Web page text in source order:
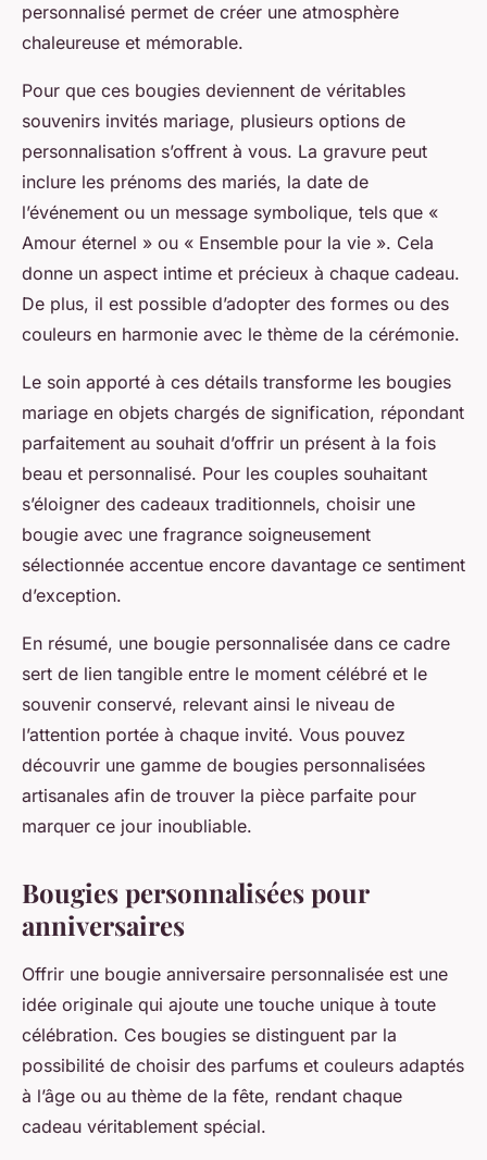
personnalisé permet de créer une atmosphère
chaleureuse et mémorable.
Pour que ces bougies deviennent de véritables
souvenirs invités mariage, plusieurs options de
personnalisation s’offrent à vous. La gravure peut
inclure les prénoms des mariés, la date de
l’événement ou un message symbolique, tels que «
Amour éternel » ou « Ensemble pour la vie ». Cela
donne un aspect intime et précieux à chaque cadeau.
De plus, il est possible d’adopter des formes ou des
couleurs en harmonie avec le thème de la cérémonie.
Le soin apporté à ces détails transforme les bougies
mariage en objets chargés de signification, répondant
parfaitement au souhait d’offrir un présent à la fois
beau et personnalisé. Pour les couples souhaitant
s’éloigner des cadeaux traditionnels, choisir une
bougie avec une fragrance soigneusement
sélectionnée accentue encore davantage ce sentiment
d’exception.
En résumé, une bougie personnalisée dans ce cadre
sert de lien tangible entre le moment célébré et le
souvenir conservé, relevant ainsi le niveau de
l’attention portée à chaque invité. Vous pouvez
découvrir une gamme de bougies personnalisées
artisanales afin de trouver la pièce parfaite pour
marquer ce jour inoubliable.
Bougies personnalisées pour
anniversaires
Offrir une bougie anniversaire personnalisée est une
idée originale qui ajoute une touche unique à toute
célébration. Ces bougies se distinguent par la
possibilité de choisir des parfums et couleurs adaptés
à l’âge ou au thème de la fête, rendant chaque
cadeau véritablement spécial.